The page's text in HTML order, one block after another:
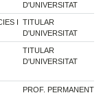
D'UNIVERSITAT
I
TITULAR
D'UNIVERSITAT
TITULAR
D'UNIVERSITAT
PROF. PERMANENT